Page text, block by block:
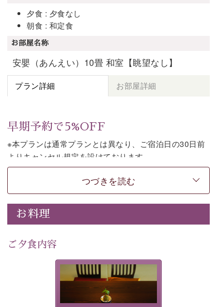
夕食 : 夕食なし
朝食 : 和定食
お部屋名称
安嬰（あんえい）10畳 和室【眺望なし】
プラン詳細 お部屋詳細
早期予約で5%OFF
※本プランは通常プランとは異なり、ご宿泊日の30日前
よりキャンセル規定を設けております。
※本プランは朝食付きのプランです。2食付きでご利用ご
【公式限定価格】早割プラン（30日前
まで）」をご利用ください。
上諏訪温泉しんゆでは、30日前までのご予約で、5%割
意しております。
諏訪湖の穏やかな景色、心身を解きほぐす温泉、そして
温かいおもてなし。ご滞在を楽しみに待つ日々が旅をよ
り特別なものにしてくれます。
早めのご予約で、お得に癒しのひとときをお過ごしくだ
つづきを読む
お料理
ご夕食内容
夕食なしご夕食を追加される
場合は、二食付きのプランを
お選びくださいませ。